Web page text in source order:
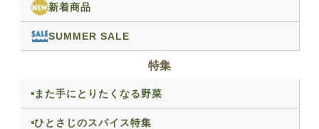
新着商品
SUMMER SALE
特集
また手にとりたくなる野菜
ひとさじのスパイス特集